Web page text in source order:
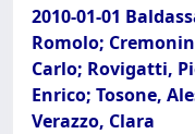
2010-01-01
Romolo;
Carlo; Rovigatti,
Enrico; Tosone,
Verazzo, Clara